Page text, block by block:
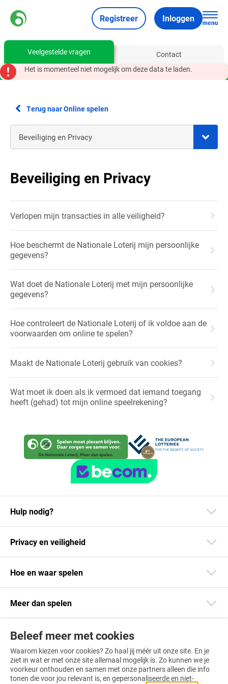
Registreer Inloggen
Veelgestelde vragen
Contact
Het is momenteel niet mogelijk om deze data te laden.
Terug naar Online spelen
Beveiliging en Privacy
Verlopen mijn transacties in alle veiligheid?
Hoe beschermt de Nationale Loterij mijn persoonlijke
gegevens?
Wat doet de Nationale Loterij met mijn persoonlijke
gegevens?
Hoe controleert de Nationale Loterij of ik voldoe aan de
voorwaarden om online te spelen?
Maakt de Nationale Loterij gebruik van cookies?
Wat moet ik doen als ik vermoed dat iemand toegang
heeft (gehad) tot mijn online speelrekening?
Beleef meer met cookies
Waarom kiezen voor cookies? Zo haal jij méér uit onze site. En je
ziet in wat er met onze site allemaal mogelijk is. Zo kunnen we je
voorkeur onthouden en samen met onze partners alleen die info
tonen die voor jou relevant is, en gepersonaliseerde en niet-
Hulp nodig?
Privacy en veiligheid
Hoe en waar spelen
Meer dan spelen
Blijf op de hoogte
Download onze app